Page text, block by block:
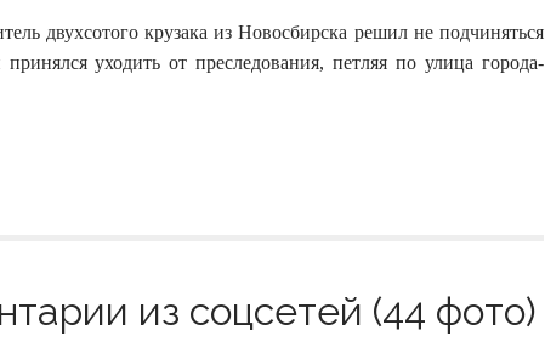
двухсотого крузака из Новосбирска решил не подчиняться
уходить от преследования, петляя по улица города-
из соцсетей (44 фото)